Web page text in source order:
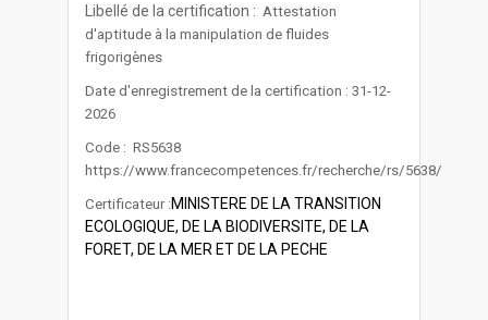
Libellé de la certification : Attestation
d'aptitude à la manipulation de fluides
frigorigènes
Date d'enregistrement de la certification : 31-12-
2026
Code : RS5638
https://www.francecompetences.fr/recherche/rs/5638/
Certificateur : MINISTERE DE LA TRANSITION
ECOLOGIQUE, DE LA BIODIVERSITE, DE LA
FORET, DE LA MER ET DE LA PECHE